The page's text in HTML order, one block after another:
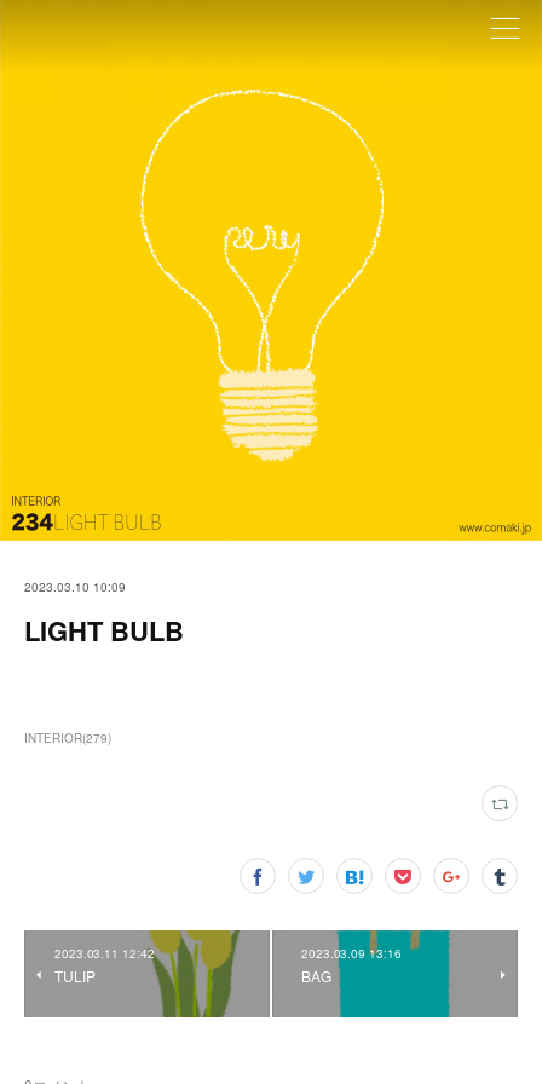
2023.03.10 10:09
LIGHT BULB
INTERIOR(279)
2023.03.11 12:42
TULIP
2023.03.09 13:16
BAG